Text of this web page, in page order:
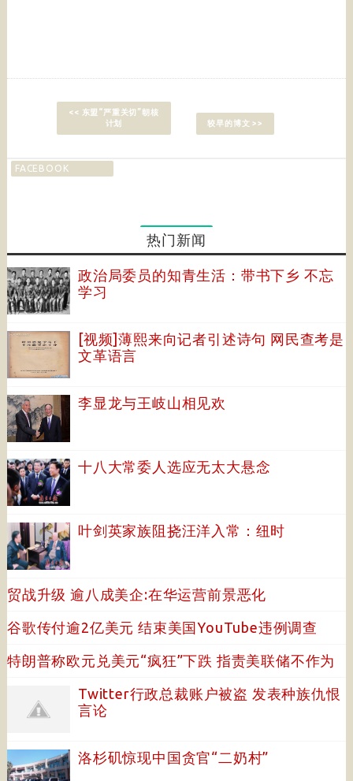
<< 东盟“严重关切”朝核
计划
较早的博文 >>
FACEBOOK
热门新闻
政治局委员的知青生活：带书下乡 不忘
学习
[视频]薄熙来向记者引述诗句 网民查考是
文革语言
李显龙与王岐山相见欢
十八大常委人选应无太大悬念
叶剑英家族阻挠汪洋入常：纽时
贸战升级 逾八成美企:在华运营前景恶化
谷歌传付逾2亿美元 结束美国YouTube违例调查
特朗普称欧元兑美元“疯狂”下跌 指责美联储不作为
Twitter行政总裁账户被盗 发表种族仇恨
言论
洛杉矶惊现中国贪官“二奶村”